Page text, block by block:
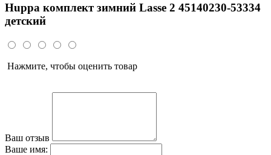
Huppa комплект зимний Lasse 2 45140230-53334
детский
Нажмите, чтобы оценить товар
Ваш отзыв
Ваше имя: